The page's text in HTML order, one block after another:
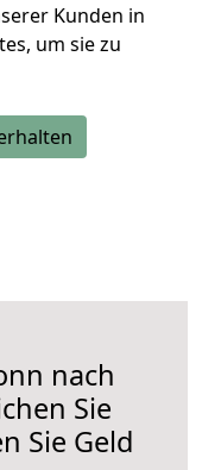
Kunden in
um sie zu
nach
Sie
Sie Geld